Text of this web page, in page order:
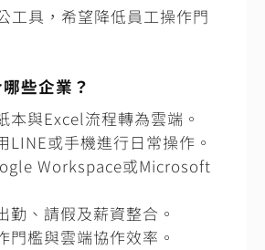
工具，希望降低員工操作門
些企業？
本與Excel流程轉為雲端。
LINE或手機進行日常操作。
Workspace或Microsoft
勤、請假及薪資整合。
門檻與雲端協作效率。